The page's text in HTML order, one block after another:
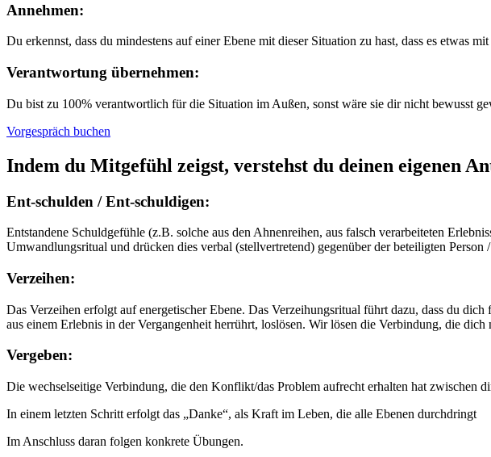
Annehmen:
Du erkennst, dass du mindestens auf einer Ebene mit dieser Situation zu hast, dass es etwas
Verantwortung übernehmen:
Du bist zu 100% verantwortlich für die Situation im Außen, sonst wäre sie dir nicht bewusst
Vorgespräch buchen
Indem du Mitgefühl zeigst, verstehst du deinen eigenen
Ent-schulden / Ent-schuldigen:
Entstandene Schuldgefühle (z.B. solche aus den Ahnenreihen, aus falsch verarbeiteten
Umwandlungsritual und drücken dies verbal (stellvertretend) gegenüber der beteiligten Person
Verzeihen:
Das Verzeihen erfolgt auf energetischer Ebene. Das Verzeihungsritual führt dazu, dass du
aus einem Erlebnis in der Vergangenheit herrührt, loslösen. Wir lösen die Verbindung, die
Vergeben:
Die wechselseitige Verbindung, die den Konflikt/das Problem aufrecht erhalten hat zwischen
In einem letzten Schritt erfolgt das „Danke“, als Kraft im Leben, die alle Ebenen durchdringt
Im Anschluss daran folgen konkrete Übungen.